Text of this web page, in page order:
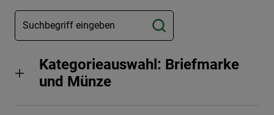
Kategorieauswahl: Briefmarke
und Münze